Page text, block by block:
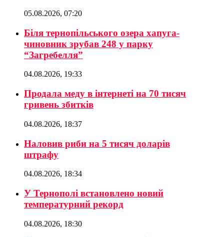
05.08.2026, 07:20
Біля тернопільського озера хапуга-
чиновник зрубав 248 у парку
“Загребелля”
04.08.2026, 19:33
Продала меду в інтернеті на 70 тисяч
гривень збитків
04.08.2026, 18:37
Наловив риби на 5 тисяч доларів
штрафу
04.08.2026, 18:34
У Тернополі встановлено новий
температурний рекорд
04.08.2026, 18:30